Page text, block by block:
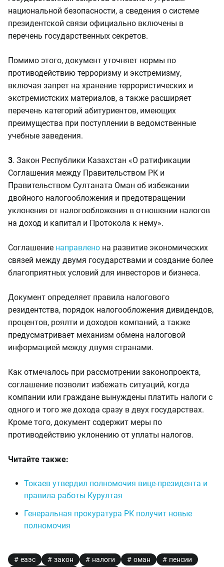
национальной безопасности, а сведения о системе
президентской связи официально включены в
перечень государственных секретов.
Помимо этого, документ уточняет нормы по
противодействию терроризму и экстремизму,
включая запрет на хранение террористических и
экстремистских материалов, а также расширяет
перечень категорий абитуриентов, имеющих
преимущества при поступлении в ведомственные
учебные заведения.
3. Закон Республики Казахстан «О ратификации
Соглашения между Правительством РК и
Правительством Султаната Оман об избежании
двойного налогообложения и предотвращении
уклонения от налогообложения в отношении налогов
на доход и капитал и Протокола к нему».
Соглашение направлено на развитие экономических
связей между двумя государствами и создание более
благоприятных условий для инвесторов и бизнеса.
Документ определяет правила налогового
резидентства, порядок налогообложения дивидендов,
процентов, роялти и доходов компаний, а также
предусматривает механизм обмена налоговой
информацией между двумя странами.
Как отмечалось при рассмотрении законопроекта,
соглашение позволит избежать ситуаций, когда
компании или граждане вынуждены платить налоги с
одного и того же дохода сразу в двух государствах.
Кроме того, документ содержит меры по
противодействию уклонению от уплаты налогов.
Читайте также:
Токаев утвердил полномочия вице-президента и
правила работы Курултая
Генеральная прокуратура РК получит новые
полномочия
еаэс закон налоги оман
пенсии